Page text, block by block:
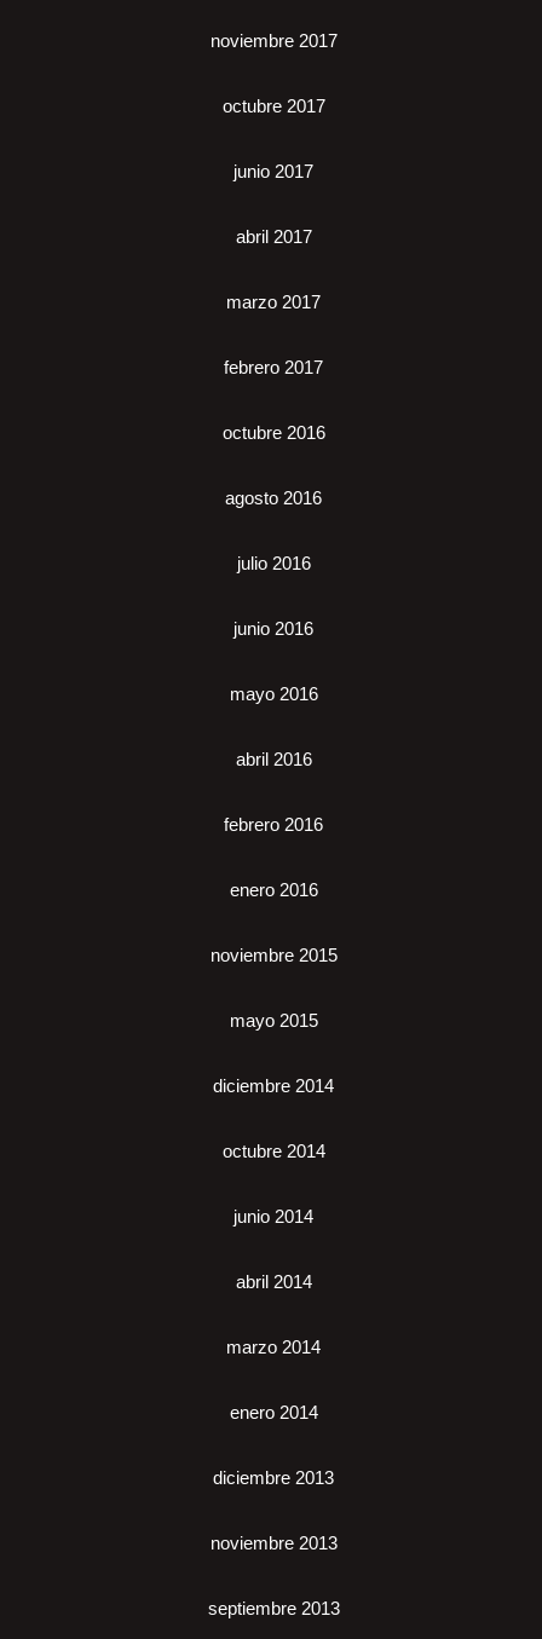
noviembre 2017
octubre 2017
junio 2017
abril 2017
marzo 2017
febrero 2017
octubre 2016
agosto 2016
julio 2016
junio 2016
mayo 2016
abril 2016
febrero 2016
enero 2016
noviembre 2015
mayo 2015
diciembre 2014
octubre 2014
junio 2014
abril 2014
marzo 2014
enero 2014
diciembre 2013
noviembre 2013
septiembre 2013